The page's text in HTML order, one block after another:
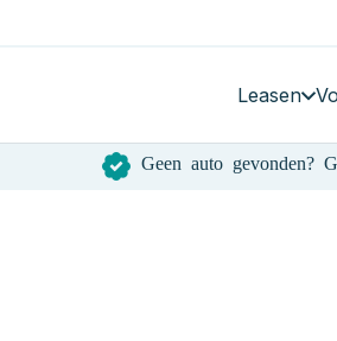
Leasen
Geen auto gevonden?